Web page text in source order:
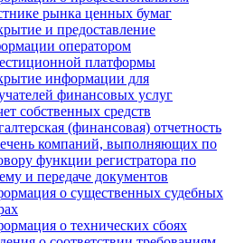
рынка ценных бумаг
и предоставление
оператором
платформы
информации для
финансовых услуг
собственных средств
(финансовая) отчетность
компаний, выполняющих по
функции регистратора по
и передаче документов
о существенных судебных
о технических сбоях